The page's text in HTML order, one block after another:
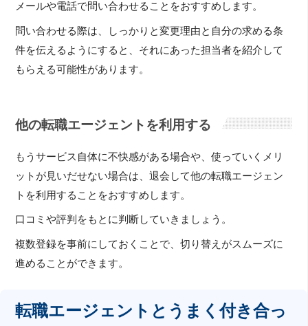
メールや電話で問い合わせることをおすすめします。
問い合わせる際は、しっかりと変更理由と自分の求める条
件を伝えるようにすると、それにあった担当者を紹介して
もらえる可能性があります。
他の転職エージェントを利用する
もうサービス自体に不快感がある場合や、使っていくメリ
ットが見いだせない場合は、退会して他の転職エージェン
トを利用することをおすすめします。
口コミや評判をもとに判断していきましょう。
複数登録を事前にしておくことで、切り替えがスムーズに
進めることができます。
転職エージェントとうまく付き合っ